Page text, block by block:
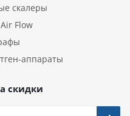
скалеры
Flow
аппараты
скидки